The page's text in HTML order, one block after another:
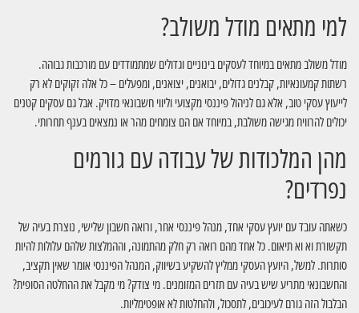
למי מתאים מודל משולב?
מודל משולב מתאים במיוחד לעסקים בינוניים וגדולים שמתמודדים עם מורכבות גבוהה.
רשתות קמעונאיות, קבלנים גדולים, יבואנים, יצואנים, ומפעלים – כל אלה זקוקים לא רק
לייעוץ עסקי טוב, אלא גם לניהול פיננסי מקצועי וליווי חשבונאי מדויק. אבל גם עסקים קטנים
יכולים להרוויח מגישה משולבת, במיוחד אם הם צומחים מהר או נמצאים בענף תחרותי.
מהן המלכודות של עבודה עם גורמים
נפרדים?
כשאתה עובד עם יועץ עסקי אחד, מנהל פיננסי אחר, ורואה חשבון שלישי, נוצרת בעיה של
תקשורת וא וא תיאום. כל אחד מהם רואה רק חלק מהתמונה, וההמלצות שלהם עלולות להיות
סותרות. למשל, היועץ העסקי ממליץ להשקיע בשיווק, המנהל הפיננסי אומר שאין תקציב,
והחשבונאי מתריע שיש בעיה עם תזרים המזומנים. מי צודק? מי מקבל את ההחלטה הסופית?
הבלבול הזה גורם לעיכובים, לתסכול, ולהחלטות לא אופטימליות.